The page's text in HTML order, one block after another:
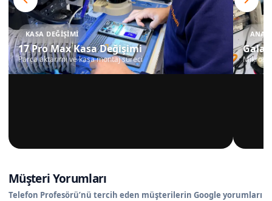
KASA DEĞIŞIMI
17 Pro Max Kasa Değişimi
Parça aktarımı ve kasa montaj süreci
Müşteri Yorumları
Telefon Profesörü’nü tercih eden müşterilerin Google yorumları